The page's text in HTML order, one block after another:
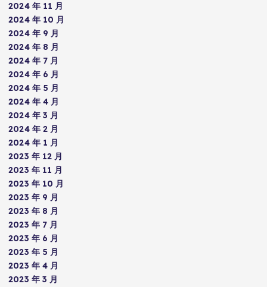
2024 年 11 月
2024 年 10 月
2024 年 9 月
2024 年 8 月
2024 年 7 月
2024 年 6 月
2024 年 5 月
2024 年 4 月
2024 年 3 月
2024 年 2 月
2024 年 1 月
2023 年 12 月
2023 年 11 月
2023 年 10 月
2023 年 9 月
2023 年 8 月
2023 年 7 月
2023 年 6 月
2023 年 5 月
2023 年 4 月
2023 年 3 月